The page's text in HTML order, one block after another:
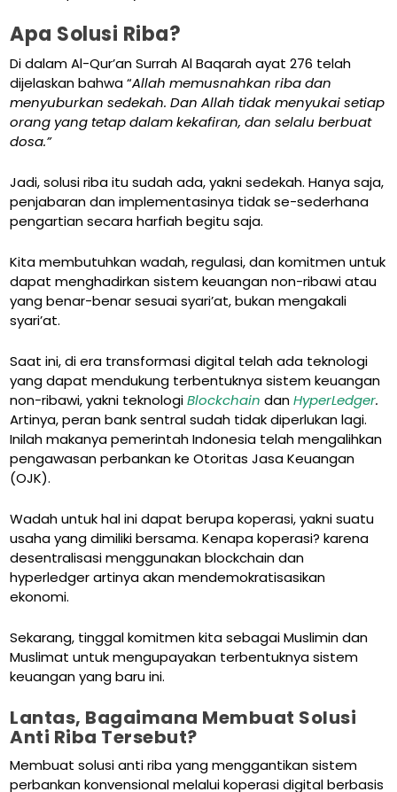
Apa Solusi Riba?
Di dalam Al-Qur’an Surrah Al Baqarah ayat 276 telah
dijelaskan bahwa “Allah memusnahkan riba dan
menyuburkan sedekah. Dan Allah tidak menyukai setiap
orang yang tetap dalam kekafiran, dan selalu berbuat
dosa.”
Jadi, solusi riba itu sudah ada, yakni sedekah. Hanya saja,
penjabaran dan implementasinya tidak se-sederhana
pengartian secara harfiah begitu saja.
Kita membutuhkan wadah, regulasi, dan komitmen untuk
dapat menghadirkan sistem keuangan non-ribawi atau
yang benar-benar sesuai syari’at, bukan mengakali
syari’at.
Saat ini, di era transformasi digital telah ada teknologi
yang dapat mendukung terbentuknya sistem keuangan
non-ribawi, yakni teknologiBlockchaindanHyperLedger.
Artinya, peran bank sentral sudah tidak diperlukan lagi.
Inilah makanya pemerintah Indonesia telah mengalihkan
pengawasan perbankan ke Otoritas Jasa Keuangan
(OJK).
Wadah untuk hal ini dapat berupa koperasi, yakni suatu
usaha yang dimiliki bersama. Kenapa koperasi? karena
desentralisasi menggunakan blockchain dan
hyperledger artinya akan mendemokratisasikan
ekonomi.
Sekarang, tinggal komitmen kita sebagai Muslimin dan
Muslimat untuk mengupayakan terbentuknya sistem
keuangan yang baru ini.
Lantas, Bagaimana Membuat Solusi
Anti Riba Tersebut?
Membuat solusi anti riba yang menggantikan sistem
perbankan konvensional melalui koperasi digital berbasis